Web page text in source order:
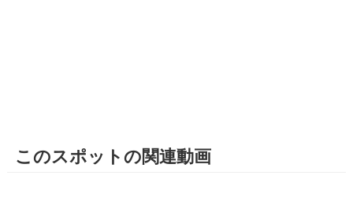
このスポットの関連動画